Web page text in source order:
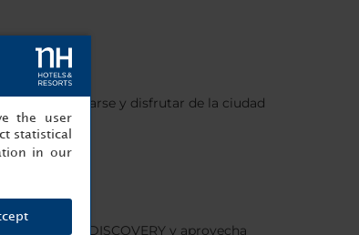
para alojarse y disfrutar de la ciudad
en Minor DISCOVERY y aprovecha
the user
statistical
in our